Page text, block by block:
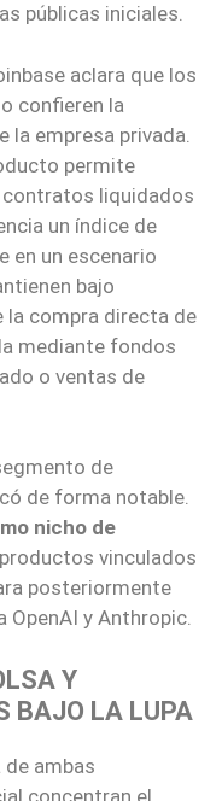
públicas iniciales.
aclara que los
confieren la
la empresa privada.
permite
contratos liquidados
un índice de
en un escenario
bajo
la compra directa de
mediante fondos
o ventas de
de
de forma notable.
nicho de
vinculados
posteriormente
y Anthropic.
Y
BAJO LA LUPA
ambas
concentran el